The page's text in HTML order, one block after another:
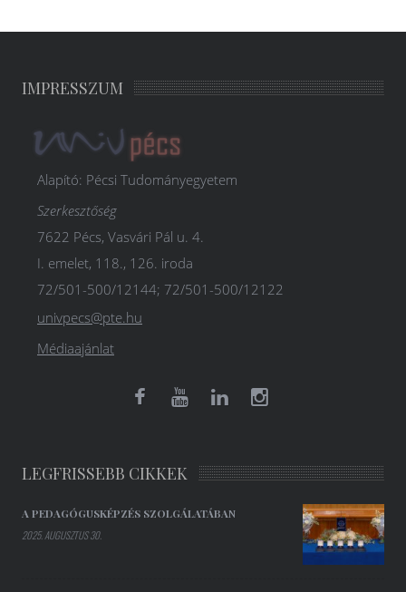
IMPRESSZUM
Alapító: Pécsi Tudományegyetem
Szerkesztőség
7622 Pécs, Vasvári Pál u. 4.
I. emelet, 118., 126. iroda
72/501-500/12144; 72/501-500/12122
univpecs@pte.hu
Médiaajánlat
LEGFRISSEBB CIKKEK
A PEDAGÓGUSKÉPZÉS SZOLGÁLATÁBAN
2025. AUGUSZTUS 30.